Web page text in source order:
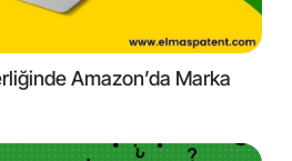
Amazon’da Marka